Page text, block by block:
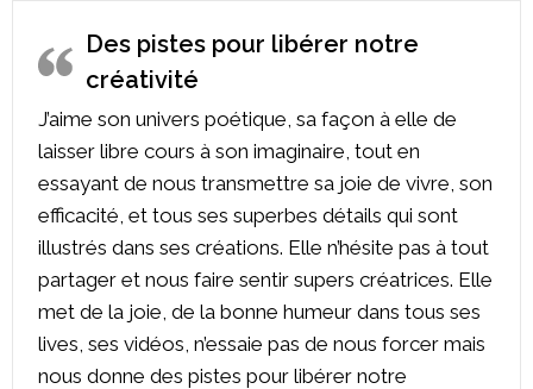
Des pistes pour libérer notre
créativité
J’aime son univers poétique, sa façon à elle de
laisser libre cours à son imaginaire, tout en
essayant de nous transmettre sa joie de vivre, son
efficacité, et tous ses superbes détails qui sont
illustrés dans ses créations. Elle n’hésite pas à tout
partager et nous faire sentir supers créatrices. Elle
met de la joie, de la bonne humeur dans tous ses
lives, ses vidéos, n’essaie pas de nous forcer mais
nous donne des pistes pour libérer notre